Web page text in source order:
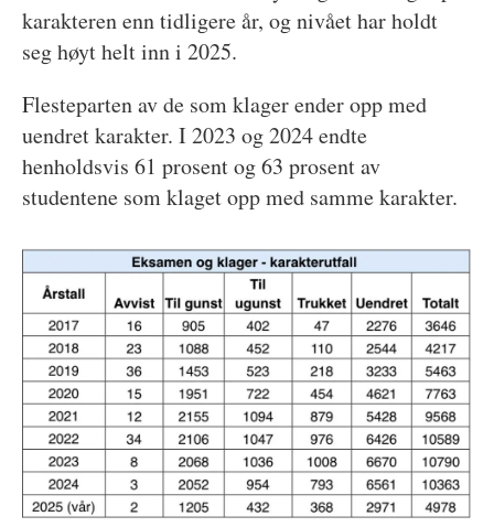
karakteren enn tidligere år, og nivået har holdt
seg høyt helt inn i 2025.
Flesteparten av de som klager ender opp med
uendret karakter. I 2023 og 2024 endte
henholdsvis 61 prosent og 63 prosent av
studentene som klaget opp med samme karakter.